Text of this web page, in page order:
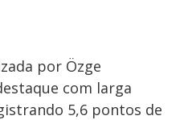
por Özge
com larga
5,6 pontos de